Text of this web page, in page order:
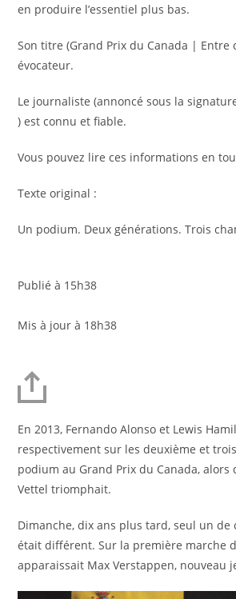
en produire l’essentiel plus bas.
Son titre (Grand Prix du Canada | Entre
évocateur.
Le journaliste (annoncé sous la
) est connu et fiable.
Vous pouvez lire ces informations en
Texte original :
Un podium. Deux générations. Trois
Publié à 15h38
Mis à jour à 18h38
En 2013, Fernando Alonso et Lewis
respectivement sur les deuxième et
podium au Grand Prix du Canada, alors
Vettel triomphait.
Dimanche, dix ans plus tard, seul un de
était différent. Sur la première marche
apparaissait Max Verstappen, nouveau